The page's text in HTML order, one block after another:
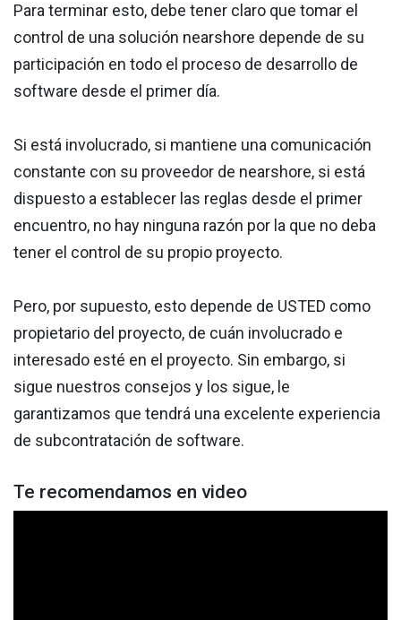
Para terminar esto, debe tener claro que tomar el
control de una solución nearshore depende de su
participación en todo el proceso de desarrollo de
software desde el primer día.
Si está involucrado, si mantiene una comunicación
constante con su proveedor de nearshore, si está
dispuesto a establecer las reglas desde el primer
encuentro, no hay ninguna razón por la que no deba
tener el control de su propio proyecto.
Pero, por supuesto, esto depende de USTED como
propietario del proyecto, de cuán involucrado e
interesado esté en el proyecto. Sin embargo, si
sigue nuestros consejos y los sigue, le
garantizamos que tendrá una excelente experiencia
de subcontratación de software.
Te recomendamos en video